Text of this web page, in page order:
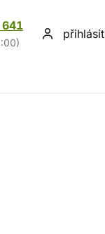
641
přihlásit